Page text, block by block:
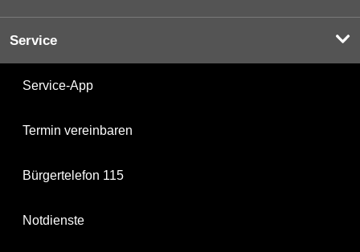
Service
Service-App
Termin vereinbaren
Bürgertelefon 115
Notdienste